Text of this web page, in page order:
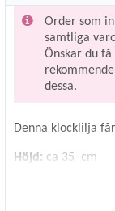
Order som
samtliga
Önskar du
dessa.
Denna klocklilja
Höjd: ca 35 cm